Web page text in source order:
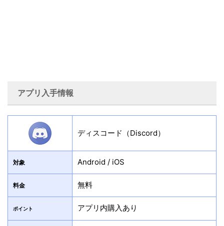
アプリ入手情報
ディスコード（Discord）
対象 Android / iOS
料金 無料
ポイント アプリ内購入あり